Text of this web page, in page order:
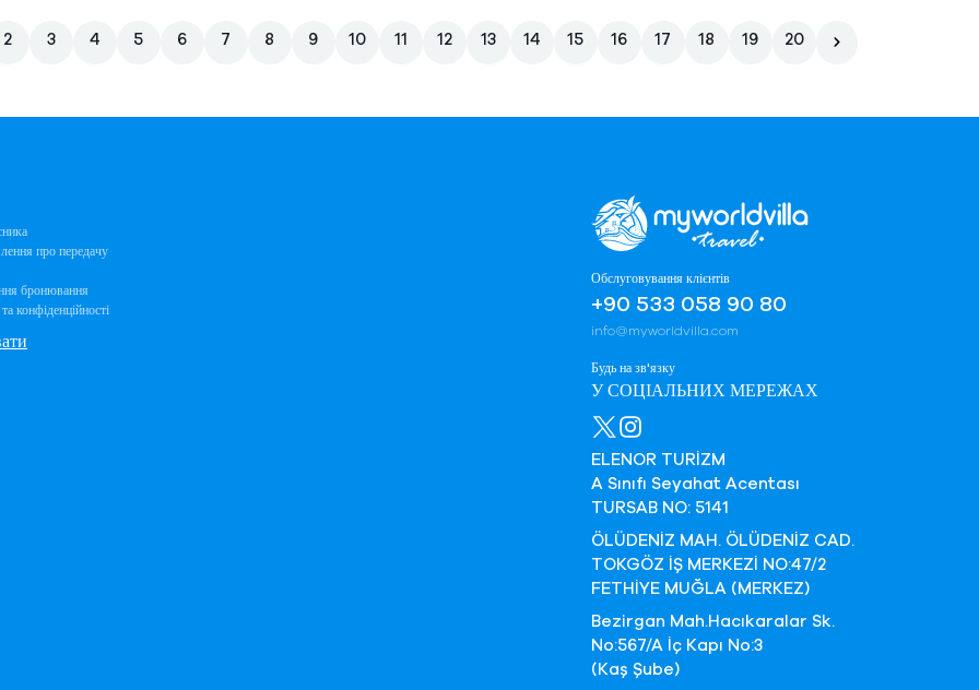
2 3 4 5 6 7 8 9 10 11 12 13 14 15 16 17 18 19 20
про передачу
бронювання
конфіденційності
Обслуговування клієнтів
+90 533 058 90 80
info@myworldvilla.com
Будь на зв'язку
У СОЦІАЛЬНИХ МЕРЕЖАХ
ELENOR TURİZM
A Sınıfı Seyahat Acentası
TURSAB NO: 5141
ÖLÜDENİZ MAH. ÖLÜDENİZ CAD.
TOKGÖZ İŞ MERKEZİ NO:47/2
FETHİYE MUĞLA (MERKEZ)
Bezirgan Mah.Hacıkaralar Sk.
No:567/A İç Kapı No:3
(Kaş Şube)